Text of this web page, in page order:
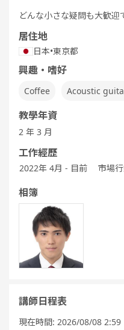
どんな小さな疑問も大歓迎
居住地
日本•東京都
興趣・嗜好
Coffee Acoustic
教學年資
2 年 3 月
工作經歷
2022年 4月 - 目前 市場
相簿
講師日程表
現在時間: 2026/08/08 2:59